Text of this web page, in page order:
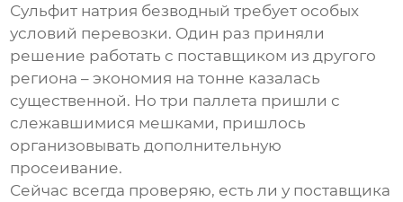
Сульфит натрия безводный требует особых
условий перевозки. Один раз приняли
решение работать с поставщиком из другого
региона – экономия на тонне казалась
существенной. Но три паллета пришли с
слежавшимися мешками, пришлось
организовывать дополнительную
просеивание.
Сейчас всегда проверяю, есть ли у поставщика